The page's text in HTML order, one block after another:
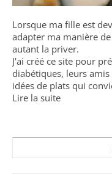
Lorsque ma fille est
adapter ma manière
autant la priver.
J'ai créé ce site pour
diabétiques, leurs
idées de plats qui
Lire la suite